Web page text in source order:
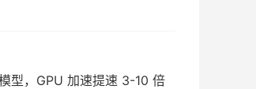
型，GPU 加速提速 3-10 倍